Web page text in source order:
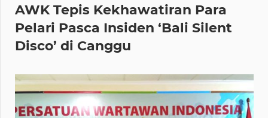
AWK Tepis Kekhawatiran Para
Pelari Pasca Insiden ‘Bali Silent
Disco’ di Canggu